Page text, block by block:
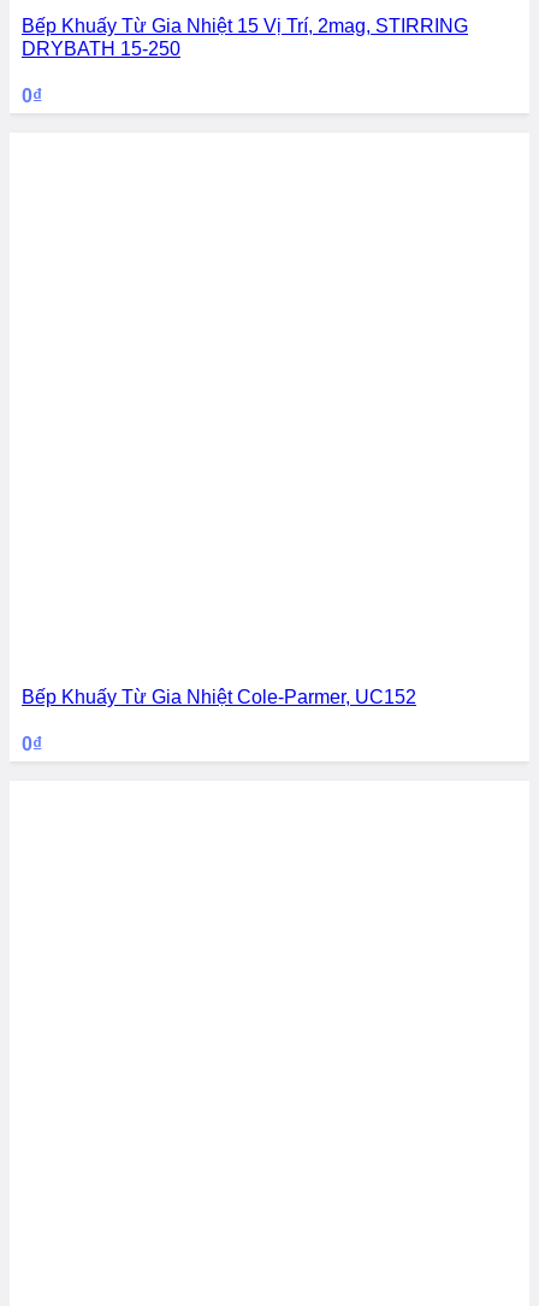
Bếp Khuấy Từ Gia Nhiệt 15 Vị Trí, 2mag, STIRRING
DRYBATH 15-250
0₫
Bếp Khuấy Từ Gia Nhiệt Cole-Parmer, UC152
0₫